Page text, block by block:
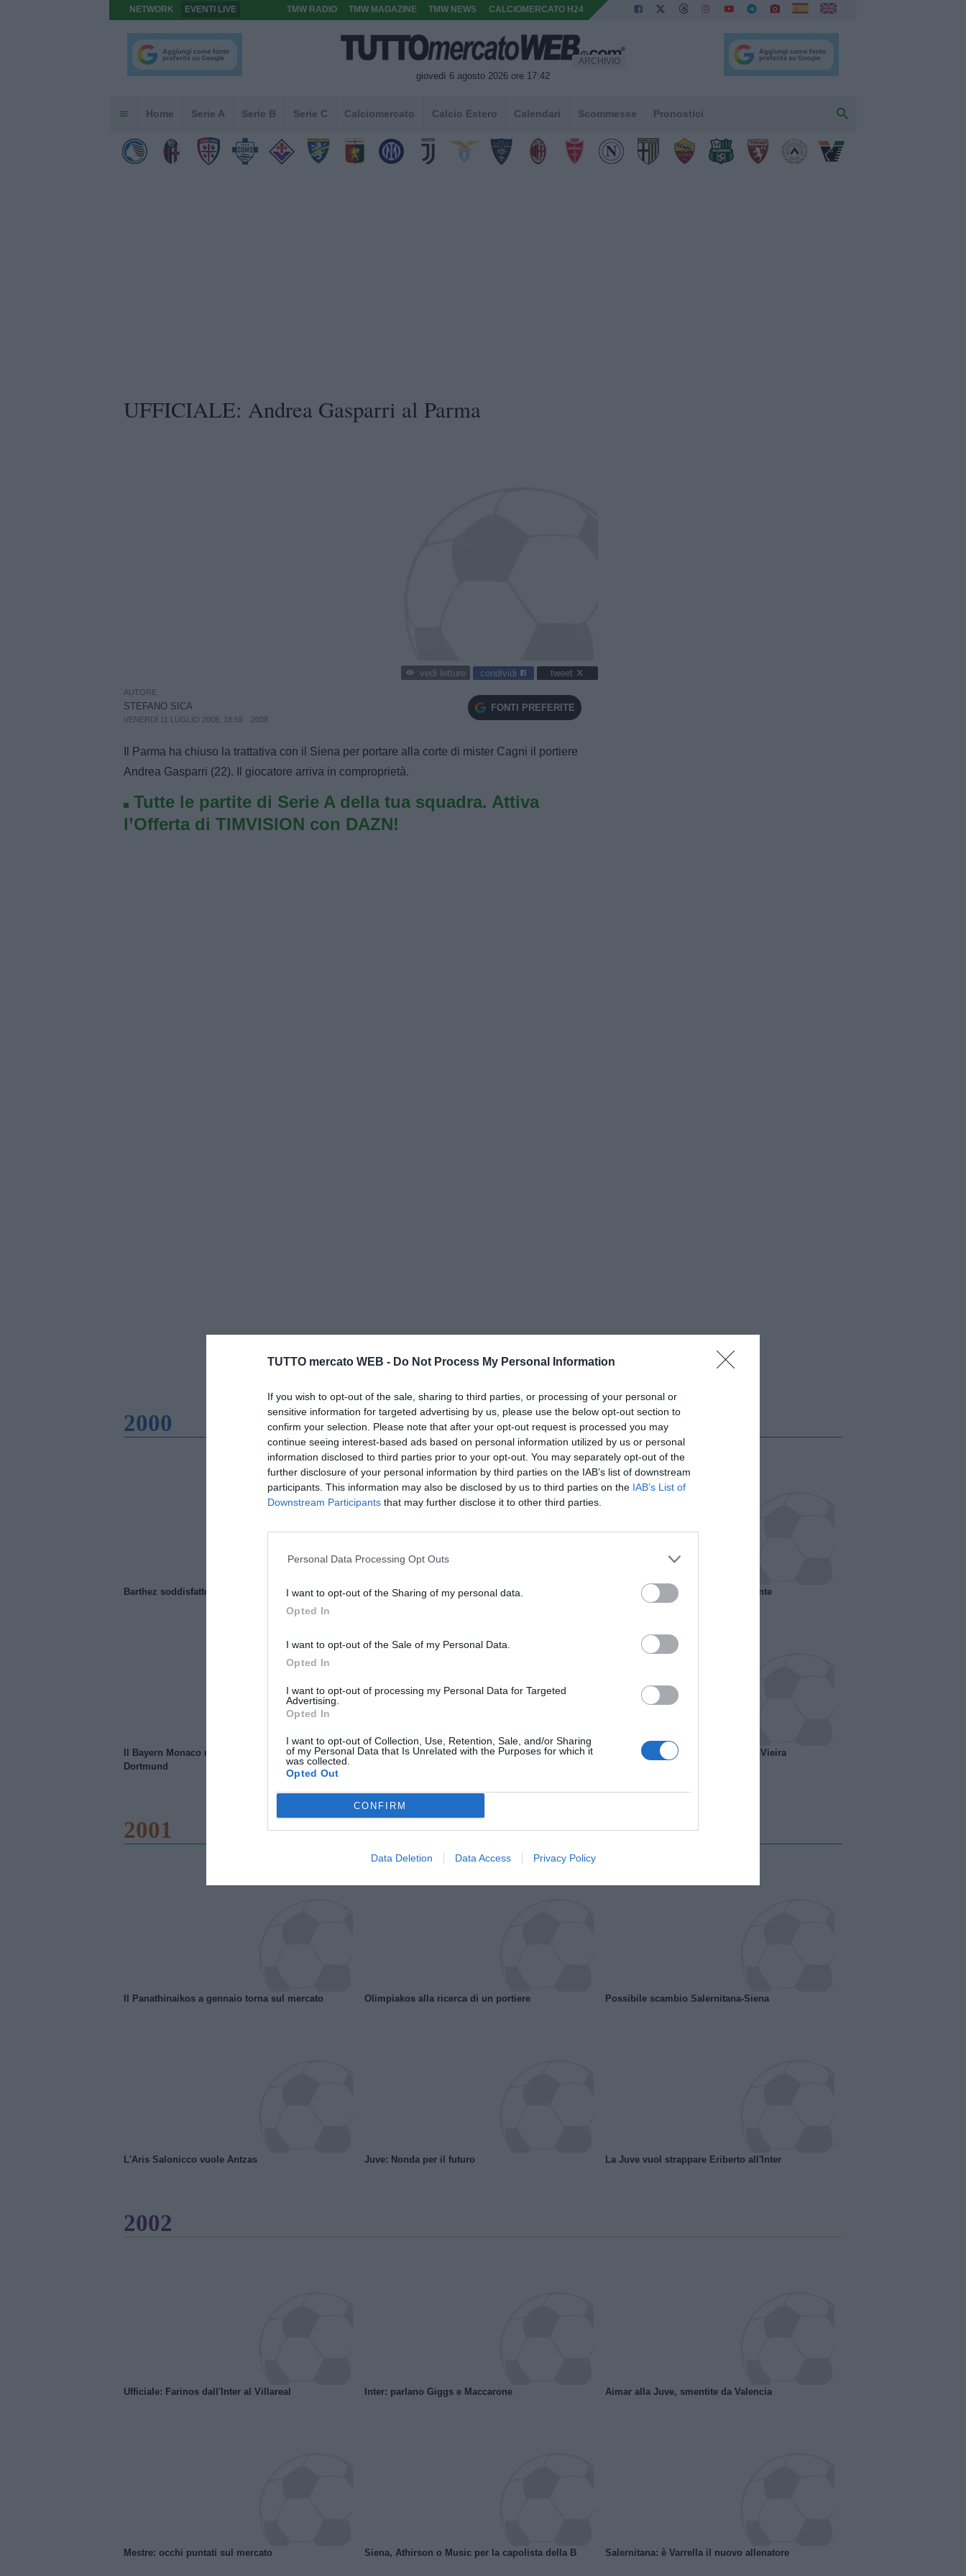
TUTTO mercato WEB - Do Not Process My Personal Information
If you wish to opt-out of the sale, sharing to third parties, or processing of your personal or
sensitive information for targeted advertising by us, please use the below opt-out section to
confirm your selection. Please note that after your opt-out request is processed you may
continue seeing interest-based ads based on personal information utilized by us or personal
information disclosed to third parties prior to your opt-out. You may separately opt-out of the
further disclosure of your personal information by third parties on the IAB’s list of downstream
participants. This information may also be disclosed by us to third parties on the IAB’s List of
Downstream Participants that may further disclose it to other third parties.
Personal Data Processing Opt Outs
I want to opt-out of the Sharing of my personal data.
Opted In
I want to opt-out of the Sale of my Personal Data.
Opted In
I want to opt-out of processing my Personal Data for Targeted
Advertising.
Opted In
I want to opt-out of Collection, Use, Retention, Sale, and/or Sharing
of my Personal Data that Is Unrelated with the Purposes for which it
was collected.
Opted Out
CONFIRM
Data Deletion Data Access Privacy Policy
NETWORK EVENTI LIVE TMW RADIO TMW MAGAZINE TMW NEWS CALCIOMERCATO H24
giovedì 6 agosto 2026 ore 17:42
ARCHIVIO
Home Serie A Serie B Serie C Calciomercato Calcio Estero Calendari Scommesse Pronostici
UFFICIALE: Andrea Gasparri al Parma
vedi letture condividi tweet
AUTORE
STEFANO SICA
VENERDÌ 11 LUGLIO 2008, 18:59 2008
FONTI PREFERITE
Il Parma ha chiuso la trattativa con il Siena per portare alla corte di mister Cagni il portiere
Andrea Gasparri (22). Il giocatore arriva in comproprietà.
Tutte le partite di Serie A della tua squadra. Attiva
l’Offerta di TIMVISION con DAZN!
2000
Barthez soddisfatto del Manchester United Il Rayo Vallecano spinge per Zamorano Francia, il Marsiglia senza presidente
Il Bayern Monaco ridimensiona il Borussia
Dortmund
Wiltord vuole giocare A gennaio ipotesi scambio Davids-Vieira
2001
Il Panathinaikos a gennaio torna sul mercato Olimpiakos alla ricerca di un portiere Possibile scambio Salernitana-Siena
L'Aris Salonicco vuole Antzas Juve: Nonda per il futuro La Juve vuol strappare Eriberto all'Inter
2002
Ufficiale: Farinos dall'Inter al Villareal Inter: parlano Giggs e Maccarone Aimar alla Juve, smentite da Valencia
Mestre: occhi puntati sul mercato Siena, Athirson o Music per la capolista della B Salernitana: è Varrella il nuovo allenatore